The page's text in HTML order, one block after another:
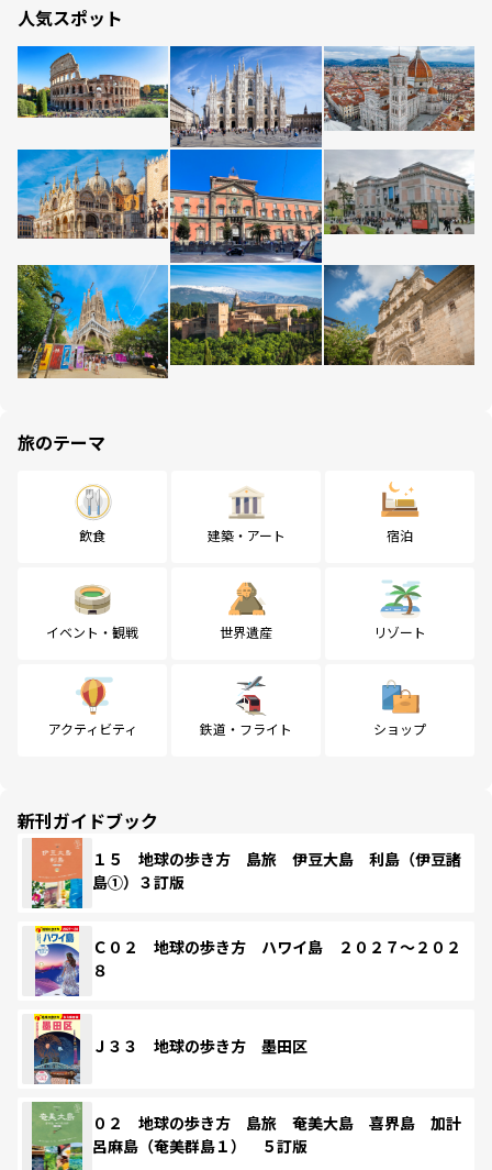
人気スポット
旅のテーマ
飲食 建築・アート 宿泊
イベント・観戦 世界遺産 リゾート
アクティビティ 鉄道・フライト ショップ
新刊ガイドブック
１５ 地球の歩き方 島旅 伊豆大島 利島（伊豆諸
島①）３訂版
Ｃ０２ 地球の歩き方 ハワイ島 ２０２７～２０２
８
Ｊ３３ 地球の歩き方 墨田区
０２ 地球の歩き方 島旅 奄美大島 喜界島 加計
呂麻島（奄美群島１） ５訂版